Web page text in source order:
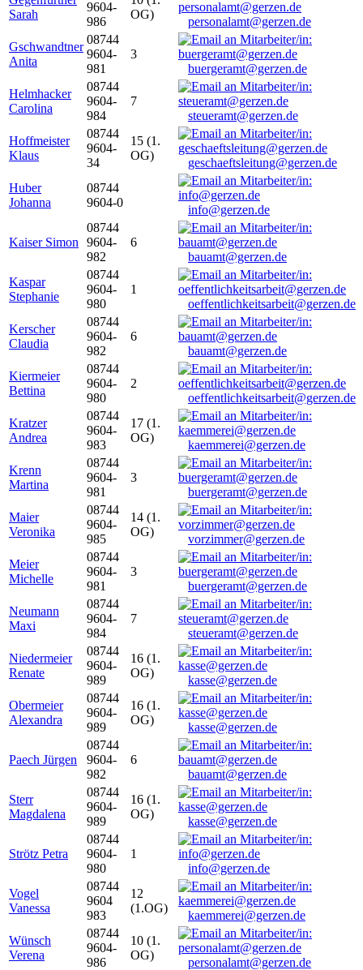
Sarah
9604-
986
OG)
personalamt@gerzen.de
Gschwandtner
Anita
08744
9604-
981
3
buergeramt@gerzen.de
Helmhacker
Carolina
08744
9604-
984
7
steueramt@gerzen.de
Hoffmeister
Klaus
08744
9604-
34
15 (1.
OG)
geschaeftsleitung@gerzen.de
Huber
Johanna
08744
9604-0
info@gerzen.de
Kaiser Simon
08744
9604-
982
6
bauamt@gerzen.de
Kaspar
Stephanie
08744
9604-
980
1
oeffentlichkeitsarbeit@gerzen.de
Kerscher
Claudia
08744
9604-
982
6
bauamt@gerzen.de
Kiermeier
Bettina
08744
9604-
980
2
oeffentlichkeitsarbeit@gerzen.de
Kratzer
Andrea
08744
9604-
983
17 (1.
OG)
kaemmerei@gerzen.de
Krenn
Martina
08744
9604-
981
3
buergeramt@gerzen.de
Maier
Veronika
08744
9604-
985
14 (1.
OG)
vorzimmer@gerzen.de
Meier
Michelle
08744
9604-
981
3
buergeramt@gerzen.de
Neumann
Maxi
08744
9604-
984
7
steueramt@gerzen.de
Niedermeier
Renate
08744
9604-
989
16 (1.
OG)
kasse@gerzen.de
Obermeier
Alexandra
08744
9604-
989
16 (1.
OG)
kasse@gerzen.de
Paech Jürgen
08744
9604-
982
6
bauamt@gerzen.de
Sterr
Magdalena
08744
9604-
989
16 (1.
OG)
kasse@gerzen.de
Strötz Petra
08744
9604-
980
1
info@gerzen.de
Vogel
Vanessa
08744
9604
983
12
(1.OG)
kaemmerei@gerzen.de
Wünsch
Verena
08744
9604-
986
10 (1.
OG)
personalamt@gerzen.de